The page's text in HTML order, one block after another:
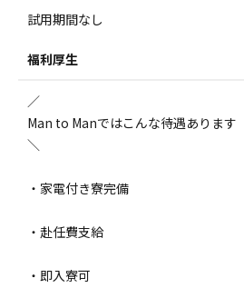
試用期間なし
福利厚生
／
Man to Manではこんな待遇あります
＼
・家電付き寮完備
・赴任費支給
・即入寮可